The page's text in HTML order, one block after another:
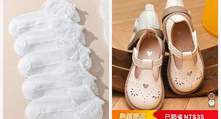
已節省 NT$35